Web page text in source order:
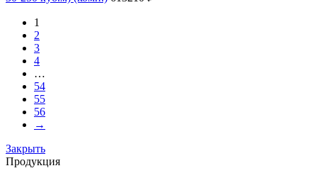
1
2
3
4
…
54
55
56
→
Закрыть
Продукция